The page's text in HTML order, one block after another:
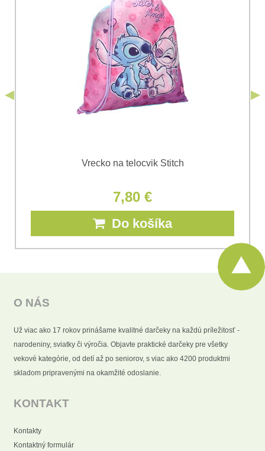
Súhlasím so spracovaním osobných údajov za účelom
odoslania formulára. Oboznámil som sa s
Ochrany osobných údajovspoločnosti Bomba
Vrecko na telocvik Stitch
7,80 €
Do košíka
O NÁS
Už viac ako 17 rokov prinášame kvalitné darčeky na každú príležitosť -
narodeniny, sviatky či výročia. Objavte praktické darčeky pre všetky
vekové kategórie, od detí až po seniorov, s viac ako 4200 produktmi
skladom pripravenými na okamžité odoslanie.
KONTAKT
Kontakty
Kontaktný formulár